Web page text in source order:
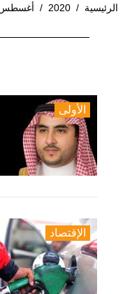
الرئيسية /
2020
/
أغسطس،
2020
الأولى
الإقتصاد